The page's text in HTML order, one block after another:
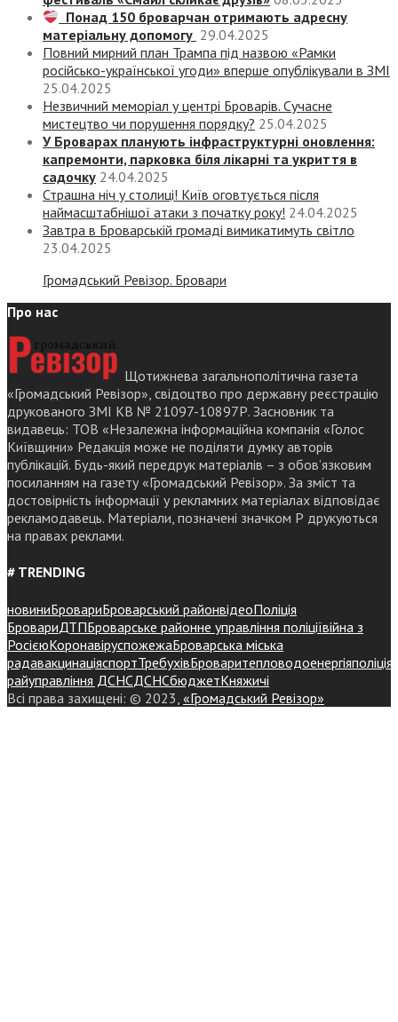
Понад 150 броварчан отримають адресну
матеріальну допомогу 29.04.2025
Повний мирний план Трампа під назвою «‎Рамки
російсько-української угоди» вперше опублікували в ЗМІ
25.04.2025
Незвичний меморіал у центрі Броварів. Сучасне
мистецтво чи порушення порядку? 25.04.2025
У Броварах планують інфраструктурні оновлення:
капремонти, парковка біля лікарні та укриття в
садочку 24.04.2025
Страшна ніч у столиці! Київ оговтується після
наймасштабнішої атаки з початку року! 24.04.2025
Завтра в Броварській громаді вимикатимуть світло
23.04.2025
Громадський Ревізор. Бровари
Про нас
Щотижнева загальнополітична газета
«Громадський Ревізор», свідоцтво про державну реєстрацію
друкованого ЗМІ КВ № 21097-10897Р. Засновник та
видавець: ТОВ «Незалежна інформаційна компанія «Голос
Київщини» Редакція може не поділяти думку авторів
публікацій. Будь-який передрук матеріалів – з обов’язковим
посиланням на газету «Громадський Ревізор». За зміст та
достовірність інформації у рекламних матеріалах відповідає
рекламодавець. Матеріали, позначені значком Р друкуються
на правах реклами.
# TRENDING
новиниБровариБроварський районвідеоПоліція
БровариДТПБроварське районне управління поліціївійна з
РосієюКоронавіруспожежаБроварська міська
радавакцинаціяспортТребухівБроваритепловодоенергіяполіція
райуправління ДСНСДСНСбюджетКняжичі
Всі права захищені: © 2023, «Громадський Ревізор»